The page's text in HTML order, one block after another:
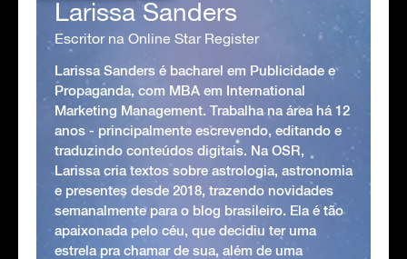
Larissa Sanders
Escritor na Online Star Register
Larissa Sanders é bacharel em Publicidade e
Propaganda, com MBA em International
Marketing Management. Trabalha na área há 12
anos - principalmente escrevendo, editando e
traduzindo conteúdos digitais. Na OSR,
Larissa cria textos sobre astrologia, astronomia
e presentes desde 2018, trazendo novidades
semanalmente para o blog brasileiro. Ela é tão
apaixonada pelo céu, que decidiu ter uma
estrela pra chamar de sua, além de uma